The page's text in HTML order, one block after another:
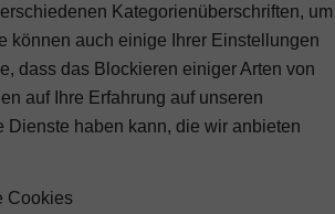
Kategorienüberschriften, um
können auch einige Ihrer Einstellungen
dass das Blockieren einiger Arten von
auf Ihre Erfahrung auf unseren
Dienste haben kann, die wir anbieten
Cookies